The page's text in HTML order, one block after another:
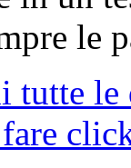
le
tutte
fare